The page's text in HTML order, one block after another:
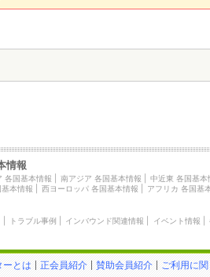
情報
各国基本情報 南アジア 各国基本情報
中近東 各国基本
本情報
西ヨーロッパ 各国基本情報 アフリカ 各国基
トラブル事例 インバウンド関連情報 イベント情報
ーとは 正会員紹介 賛助会員紹介 ご利用に